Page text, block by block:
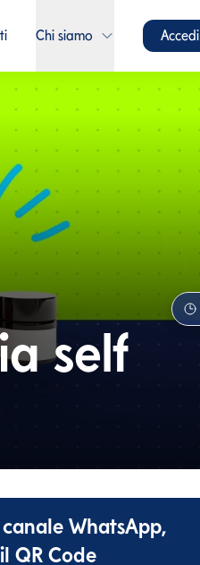
Chi siamo Accedi
self
WhatsApp,
QR Code